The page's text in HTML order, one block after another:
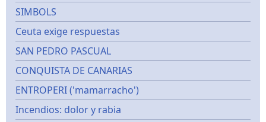
SIMBOLS
Ceuta exige respuestas
SAN PEDRO PASCUAL
CONQUISTA DE CANARIAS
ENTROPERI ('mamarracho')
Incendios: dolor y rabia